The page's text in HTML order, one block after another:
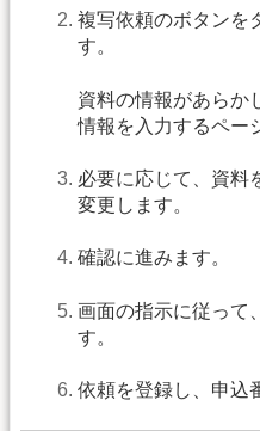
複写依頼のボタンを
す。
資料の情報があらか
情報を入力するペー
必要に応じて、資料
変更します。
確認に進みます。
画面の指示に従って
す。
依頼を登録し、申込